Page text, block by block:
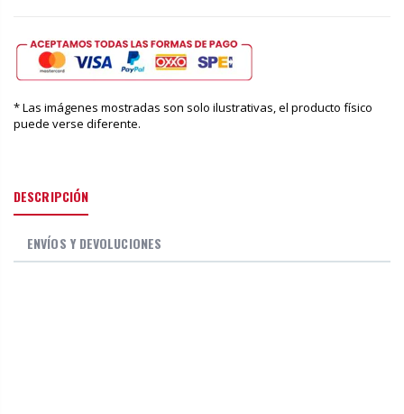
* Las imágenes mostradas son solo ilustrativas, el producto físico
puede verse diferente.
DESCRIPCIÓN
ENVÍOS Y DEVOLUCIONES